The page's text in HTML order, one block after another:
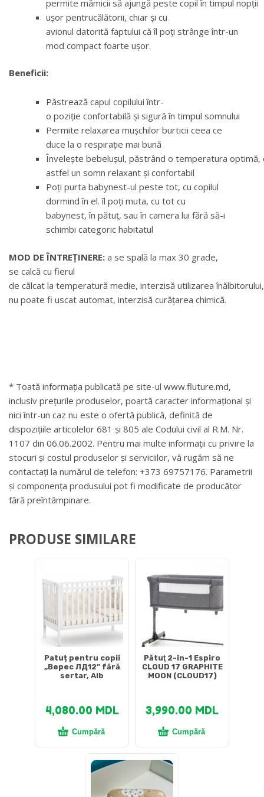
permite mămicii să ajungă peste copil în timpul nopții
ușor pentrucălătorii, chiar și cu
avionul datorită faptului că îl poți strânge într-un
mod compact foarte ușor.
Beneficii:
Păstrează capul copilului într-
o poziție confortabilă și sigură în timpul somnului
Permite relaxarea mușchilor burticii ceea ce
duce la o respirație mai bună
Învelește bebelușul, păstrând o temperatura optimă,
astfel un somn relaxant și confortabil
Poți purta babynest-ul peste tot, cu copilul
dormind în el. îl poți muta, cu tot cu
babynest, în pătuț, sau în camera lui fără să-i
schimbi categoric habitatul
MOD DE ÎNTREȚINERE: a se spală la max 30 grade,
se calcă cu fierul
de călcat la temperatură medie, interzisă utilizarea înălbitorului,
nu poate fi uscat automat, interzisă curățarea chimică.
* Toată informația publicată pe site-ul www.fluture.md,
inclusiv prețurile produselor, poartă caracter informațional și
nici într-un caz nu este o ofertă publică, definită de
dispozițiile articolelor 681 și 805 ale Codului civil al R.M. Nr.
1107 din 06.06.2002. Pentru mai multe informații cu privire la
stocuri și costul produselor și serviciilor, vă rugăm să ne
contactați la numărul de telefon: +373 69757176. Parametrii
și componența produsului pot fi modificate de producător
fără preîntâmpinare.
PRODUSE SIMILARE
Patuț pentru copii
„Верес ЛД12” fără
sertar, Alb
4,080.00 MDL
Cumpără
Pătuţ 2-in-1 Espiro
CLOUD 17 GRAPHITE
MOON (CLOUD17)
3,990.00 MDL
Cumpără